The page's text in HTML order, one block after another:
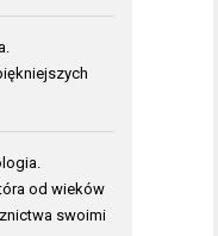
od wieków
swoimi